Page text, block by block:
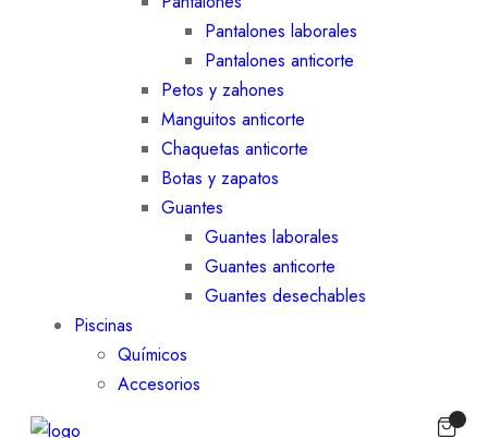
Pantalones laborales
Pantalones anticorte
Petos y zahones
Manguitos anticorte
Chaquetas anticorte
Botas y zapatos
Guantes
Guantes laborales
Guantes anticorte
Guantes desechables
Piscinas
Químicos
Accesorios